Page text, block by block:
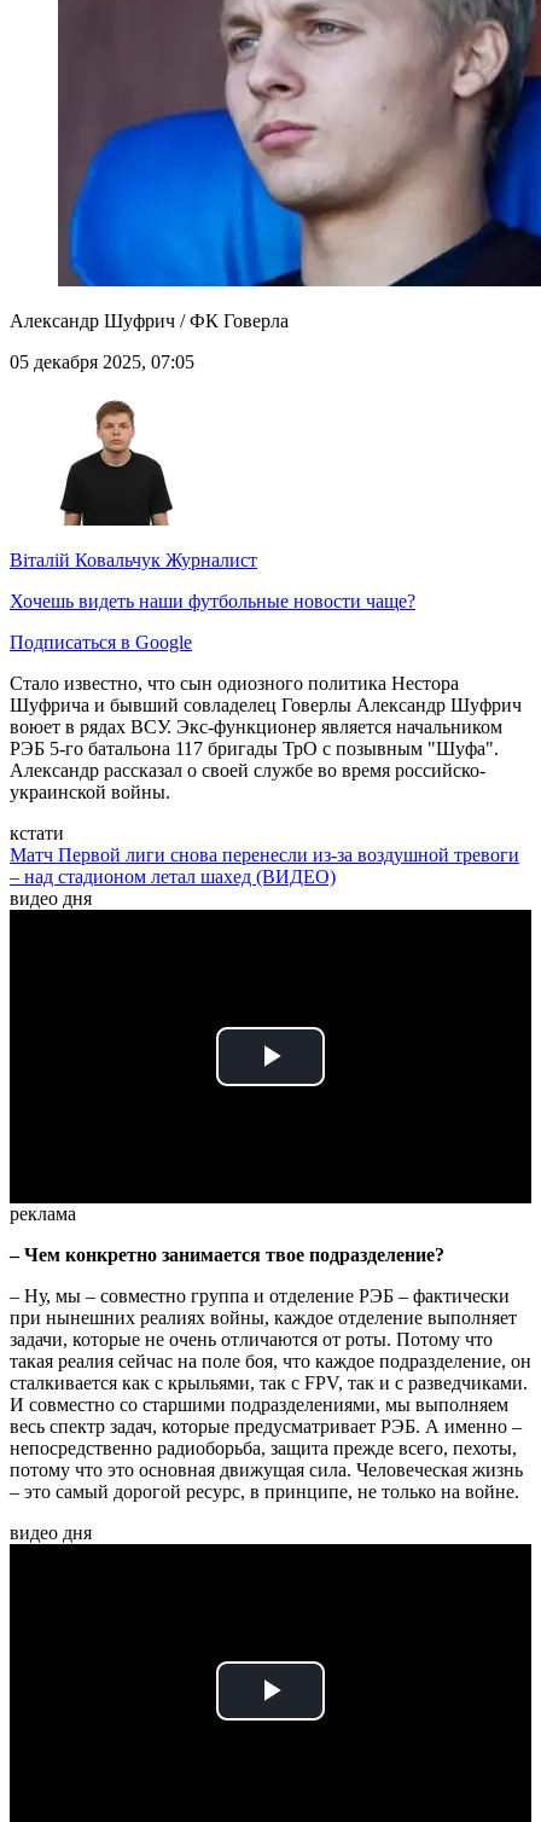
Александр Шуфрич / ФК Говерла
05 декабря 2025, 07:05
Віталій Ковальчук Журналист
Хочешь видеть наши футбольные новости чаще?
Подписаться в Google
Стало известно, что сын одиозного политика Нестора
Шуфрича и бывший совладелец Говерлы Александр Шуфрич
воюет в рядах ВСУ. Экс-функционер является начальником
РЭБ 5-го батальона 117 бригады ТрО с позывным "Шуфа".
Александр рассказал о своей службе во время российско-
украинской войны.
кстати
Матч Первой лиги снова перенесли из-за воздушной тревоги
– над стадионом летал шахед (ВИДЕО)
видео дня
Play
реклама
– Чем конкретно занимается твое подразделение?
– Ну, мы – совместно группа и отделение РЭБ – фактически
при нынешних реалиях войны, каждое отделение выполняет
задачи, которые не очень отличаются от роты. Потому что
такая реалия сейчас на поле боя, что каждое подразделение, он
сталкивается как с крыльями, так с FPV, так и с разведчиками.
И совместно со старшими подразделениями, мы выполняем
весь спектр задач, которые предусматривает РЭБ. А именно –
непосредственно радиоборьба, защита прежде всего, пехоты,
потому что это основная движущая сила. Человеческая жизнь
– это самый дорогой ресурс, в принципе, не только на войне.
видео дня
Play